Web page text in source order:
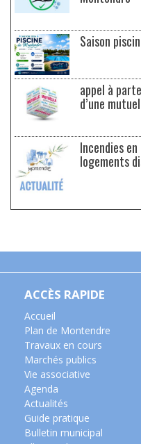
Saison
appel à
d’une
Incendies
logements
ACCÈS RAPIDE
Accueil
Plan de Montendre
Travaux en cours
Marchés publics
Vie associative
Agenda
Actualités
Guide pratique
Bulletin municipal